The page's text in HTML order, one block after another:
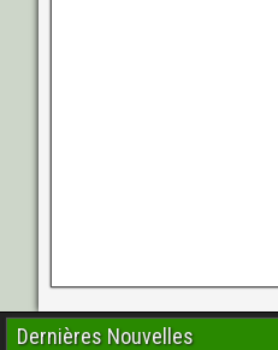
Dernières Nouvelles